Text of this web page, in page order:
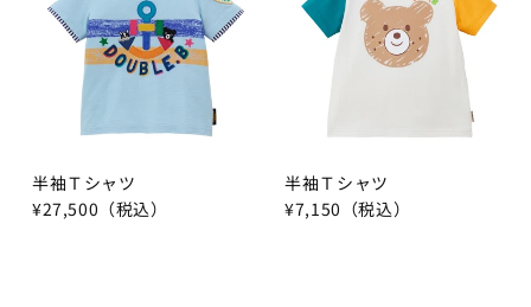
半袖Ｔシャツ
¥27,500（税込）
半袖Ｔシャツ
¥7,150（税込）